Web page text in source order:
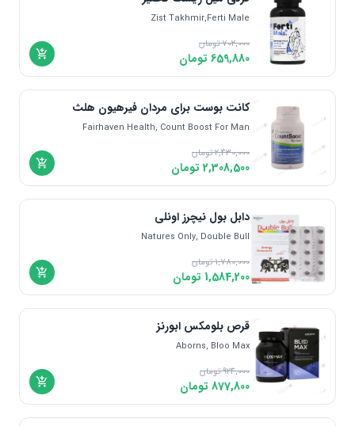
Zist Takhmir,Ferti Male
702,000تومان
659,880 تومان
کانت بوست برای مردان فیرهیون هلث
Fairhaven Health, Count Boost For Man
2,430,000تومان
2,308,500تومان
دابل بول نیچرز اونلی
Natures Only, Double Bull
1,780,000تومان
1,584,200 تومان
قرص بلومکس ابورنز
Aborns, Bloo Max
924,000تومان
877,800 تومان